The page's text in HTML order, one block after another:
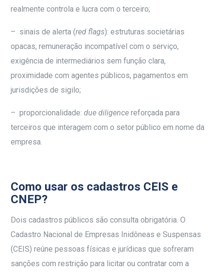
realmente controla e lucra com o terceiro;
– sinais de alerta (red flags): estruturas societárias
opacas, remuneração incompatível com o serviço,
exigência de intermediários sem função clara,
proximidade com agentes públicos, pagamentos em
jurisdições de sigilo;
– proporcionalidade:due diligence reforçada para
terceiros que interagem com o setor público em nome da
empresa.
Como usar os cadastros CEIS e
CNEP?
Dois cadastros públicos são consulta obrigatória. O
Cadastro Nacional de Empresas Inidôneas e Suspensas
(CEIS) reúne pessoas físicas e jurídicas que sofreram
sanções com restrição para licitar ou contratar com a